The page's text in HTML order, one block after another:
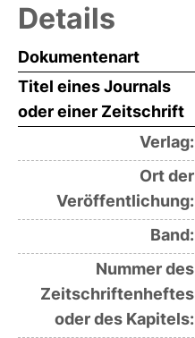
Details
Dokumentenart
Titel eines Journals
oder einer Zeitschrift
Verlag:
Ort der
Veröffentlichung:
Band:
Nummer des
Zeitschriftenheftes
oder des Kapitels: